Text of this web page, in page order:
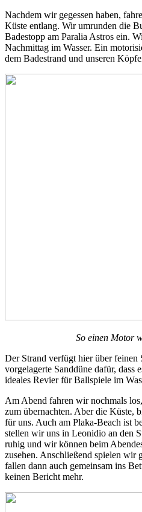
Nachdem wir gegessen haben,
Küste entlang. Wir umrunden die
Badestopp am Paralia Astros ein.
Nachmittag im Wasser. Ein
dem Badestrand und unseren
So einen Motor
Der Strand verfügt hier über feinen
vorgelagerte Sanddüne dafür,
ideales Revier für Ballspiele im
Am Abend fahren wir nochmals
zum übernachten. Aber die Küste,
für uns. Auch am Plaka-Beach ist
stellen wir uns in Leonidio an den
ruhig und wir können beim
zusehen. Anschließend spielen wir
fallen dann auch gemeinsam ins
keinen Bericht mehr.